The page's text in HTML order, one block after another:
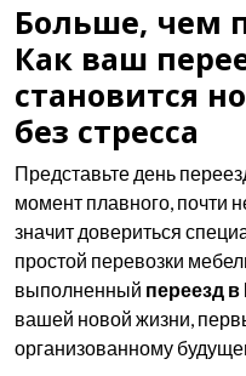
Больше, чем
Как ваш
становится
без стресса
Представьте день
момент плавного, почти
значит довериться
простой перевозки
выполненный переезд
вашей новой жизни,
организованному